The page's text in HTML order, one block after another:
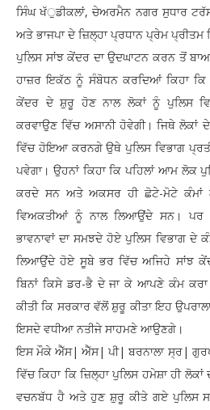
ਸਿੰਘ ਖੱੁਡੀਕਲਾਂ, ਚੇਅਰਮੈਨ ਨਗਰ ਸੁਧਾਰ
ਅਤੇ ਭਾਜਪਾ ਦੇ ਜ਼ਿਲ੍ਹਾ ਪ੍ਰਧਾਨ ਪ੍ਰੇਮ ਪ੍ਰੀਤਮ
ਪੁਲਿਸ ਸਾਂਝ ਕੇਂਦਰ ਦਾ ਉਦਘਾਟਨ ਕਰਨ ਤੋਂ
ਹਾਜ਼ਰ ਇਕੱਠ ਨੂੰ ਸੰਬੋਧਨ ਕਰਦਿਆਂ ਕਿਹਾ ਕਿ
ਕੇਂਦਰ ਦੇ ਸ਼ੁਰੂ ਹੋਣ ਨਾਲ ਲੋਕਾਂ ਨੂੰ ਪੁਲਿਸ
ਕਰਵਾਉਣ ਵਿੱਚ ਅਸਾਨੀ ਹੋਵੇਗੀ। ਜਿਥੇ
ਵਿੱਚ ਹੋਇਆ ਕਰਨਗੇ ਉਥੇ ਪੁਲਿਸ ਵਿਭਾਗ
ਪਵੇਗਾ। ਉਹਨਾਂ ਕਿਹਾ ਕਿ ਪਹਿਲਾਂ ਆਮ ਲੋਕ
ਕਰਦੇ ਸਨ ਅਤੇ ਅਕਸਰ ਹੀ ਛੋਟੇ-ਮੋਟੇ ਕੰਮਾਂ
ਵਿਅਕਤੀਆਂ ਨੂੰ ਨਾਲ ਲਿਆਉਂਦੇ ਸਨ। ਪਰ
ਭਾਵਨਾਵਾਂ ਦਾ ਸਮਝਦੇ ਹੋਏ ਪੁਲਿਸ ਵਿਭਾਗ ਦੇ
ਲਿਆਉਂਦੇ ਹੋਏ ਸੂਬੇ ਭਰ ਵਿੱਚ ਅਜਿਹੇ ਸਾਂਝ
ਬਿਨਾਂ ਕਿਸੇ ਡਰ-ਭੈ ਦੇ ਜਾ ਕੇ ਆਪਣੇ ਕੰਮ
ਕੀਤੀ ਕਿ ਸਰਕਾਰ ਵੱਲੋਂ ਸ਼ੁਰੂ ਕੀਤਾ ਇਹ
ਇਸਦੇ ਵਧੀਆ ਨਤੀਜੇ ਸਾਹਮਣੇ ਆਉਣਗੇ।
ਇਸ ਮੌਕੇ ਐੱਸ| ਐੱਸ| ਪੀ| ਬਰਨਾਲਾ ਸ੍ਰ|
ਵਿੱਚ ਕਿਹਾ ਕਿ ਜ਼ਿਲ੍ਹਾ ਪੁਲਿਸ ਹਮੇਸ਼ਾ ਹੀ
ਵਚਨਬੱਧ ਹੈ ਅਤੇ ਹੁਣ ਸ਼ੁਰੂ ਕੀਤੇ ਗਏ ਪੁਲਿਸ